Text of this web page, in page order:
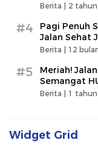
Berita | 2
#4
Pagi Penuh
Jalan Sehat
Berita | 12
#5
Meriah!
Semangat
Berita | 1
Widget Grid